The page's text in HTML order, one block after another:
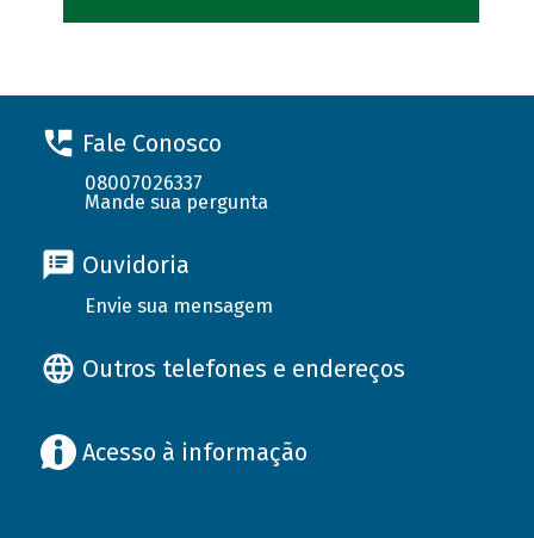
Fale Conosco
08007026337
Mande sua pergunta
Ouvidoria
Envie sua mensagem
Outros telefones e endereços
Acesso à informação